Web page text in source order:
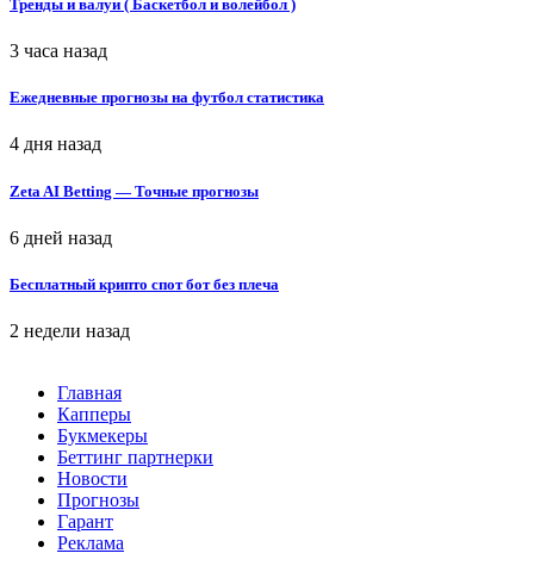
Тренды и валуи ( Баскетбол и волейбол )
3 часа назад
Ежедневные прогнозы на футбол статистика
4 дня назад
Zeta AI Betting — Точные прогнозы
6 дней назад
Бесплатный крипто спот бот без плеча
2 недели назад
Главная
Капперы
Букмекеры
Беттинг партнерки
Новости
Прогнозы
Гарант
Реклама